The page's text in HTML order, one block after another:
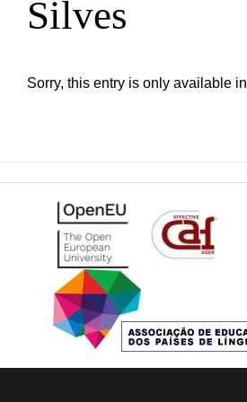
Silves
Sorry, this entry is only available in